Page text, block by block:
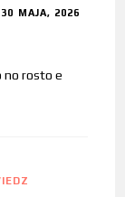
30 MAJA, 2026
no rosto e